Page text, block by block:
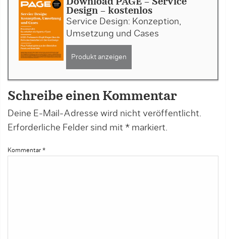
Download PAGE - Service
Design - kostenlos
Service Design: Konzeption,
Umsetzung und Cases
Produkt anzeigen
Schreibe einen Kommentar
Deine E-Mail-Adresse wird nicht veröffentlicht.
Erforderliche Felder sind mit * markiert.
Kommentar *